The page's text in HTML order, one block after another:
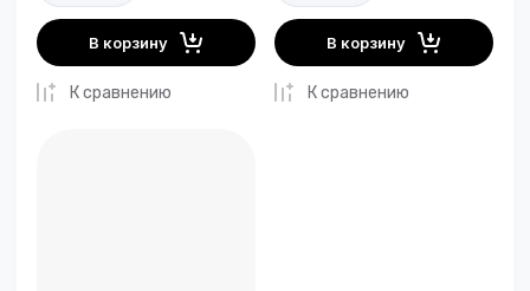
В корзину
К сравнению
В корзину
К сравнению